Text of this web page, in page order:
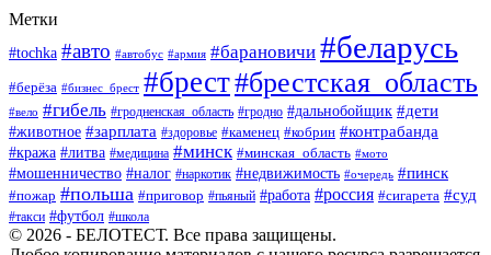
Метки
#tochka #авто #автобус #армия #барановичи #беларусь
#берёза #бизнес_брест #брест#брестская_область
#вело #гибель #гродненская_область #гродно #дальнобойщик #дети
#животное #зарплата #здоровье #каменец #кобрин #контрабанда
#кража #литва #медицина #минск #минская_область #мото
#мошенничество #налог #наркотик #недвижимость #очередь #пинск
#пожар #польша #приговор #пьяный #работа #россия #сигарета #суд
#такси #футбол #школа
© 2026 - БЕЛОТЕСТ. Все права защищены.